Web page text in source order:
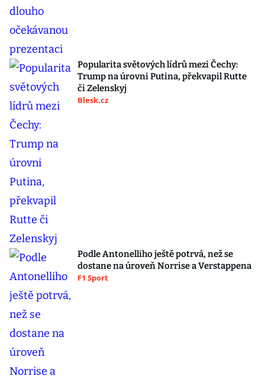
Popularita světových lídrů mezi Čechy:
Trump na úrovni Putina, překvapil Rutte
či Zelenskyj
Blesk.cz
Podle Antonelliho ještě potrvá, než se
dostane na úroveň Norrise a Verstappena
F1 Sport